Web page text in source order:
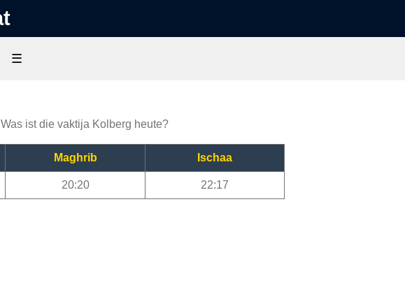
☰
ist die vaktija Kolberg heute?
Maghrib Ischaa
20:20 22:17